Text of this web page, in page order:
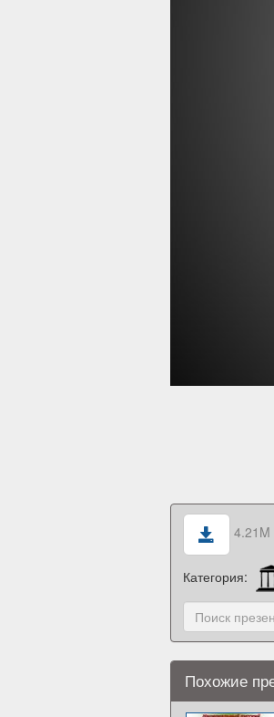
4.21M
Категория:
Похожие